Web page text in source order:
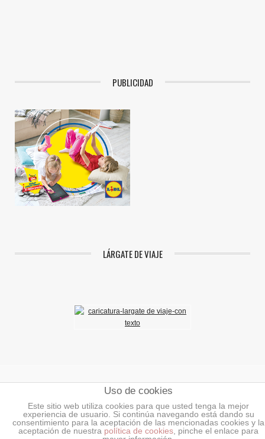
PUBLICIDAD
LÁRGATE DE VIAJE
Aviso Legal |Política de Privacidad |Política de Cookies
©2018 Mundoenlaces.Todos los derechos reservados.
INICIO AÑADIR ENLACES O BANNERS NOTICIAS BLOG DE LA
Uso de cookies
Este sitio web utiliza cookies para que usted tenga la mejor
experiencia de usuario. Si continúa navegando está dando su
consentimiento para la aceptación de las mencionadas cookies y la
aceptación de nuestra política de cookies , pinche el enlace para